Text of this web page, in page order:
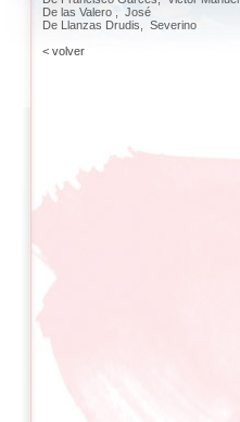
De las Valero , José
De Llanzas Drudis, Severino
< volver